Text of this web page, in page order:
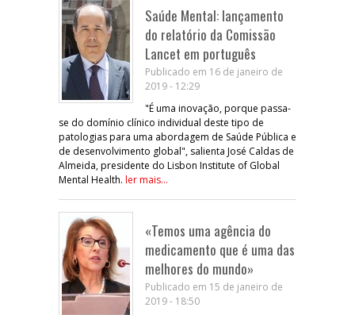
Saúde Mental: lançamento
do relatório da Comissão
Lancet em português
Publicado em 16 de janeiro de
2019 - 12:29
"É uma inovação, porque passa-
se do domínio clínico individual deste tipo de
patologias para uma abordagem de Saúde Pública e
de desenvolvimento global", salienta José Caldas de
Almeida, presidente do Lisbon Institute of Global
Mental Health. ler mais...
«Temos uma agência do
medicamento que é uma das
melhores do mundo»
Publicado em 15 de janeiro de
2019 - 18:50